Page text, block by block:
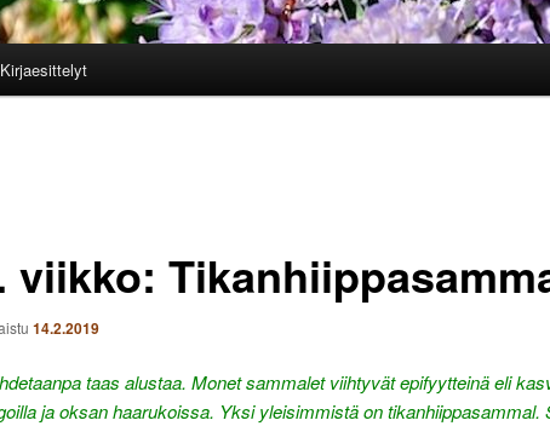
Kirjaesittelyt
viikko:
14.2.2019
taas alustaa. Monet sammalet viihtyvät epifyytteinä eli
ja oksan haarukoissa. Yksi yleisimmistä on tikanhiippasammal.